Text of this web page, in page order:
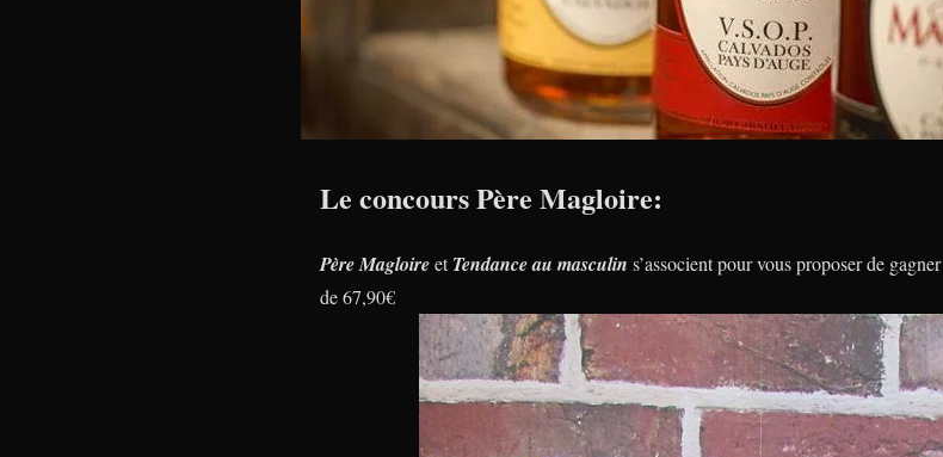
Le concours Père Magloire:
Père MagloireetTendance au masculin s’associent pour vous proposer de gagner
de 67,90€